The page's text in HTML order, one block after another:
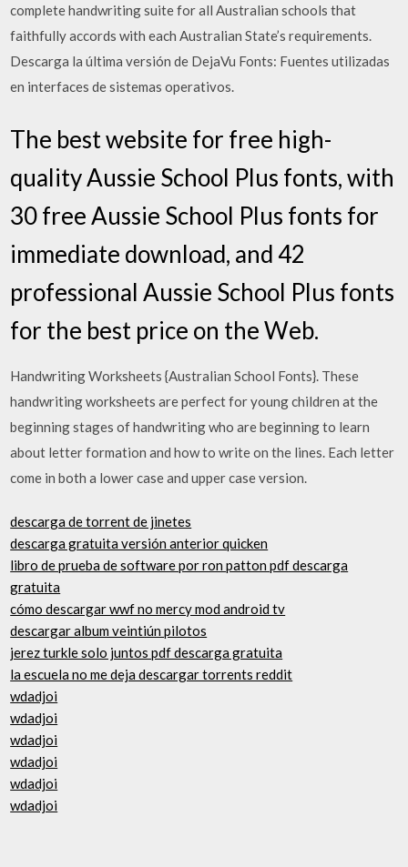
complete handwriting suite for all Australian schools that
faithfully accords with each Australian State’s requirements.
Descarga la última versión de DejaVu Fonts: Fuentes utilizadas
en interfaces de sistemas operativos.
The best website for free high-
quality Aussie School Plus fonts, with
30 free Aussie School Plus fonts for
immediate download, and 42
professional Aussie School Plus fonts
for the best price on the Web.
Handwriting Worksheets {Australian School Fonts}. These
handwriting worksheets are perfect for young children at the
beginning stages of handwriting who are beginning to learn
about letter formation and how to write on the lines. Each letter
come in both a lower case and upper case version.
descarga de torrent de jinetes
descarga gratuita versión anterior quicken
libro de prueba de software por ron patton pdf descarga
gratuita
cómo descargar wwf no mercy mod android tv
descargar album veintiún pilotos
jerez turkle solo juntos pdf descarga gratuita
la escuela no me deja descargar torrents reddit
wdadjoi
wdadjoi
wdadjoi
wdadjoi
wdadjoi
wdadjoi